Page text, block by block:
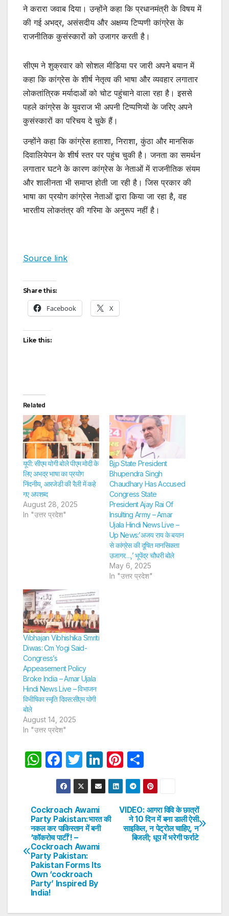
ने करारा जवाब दिया। उन्होंने कहा कि प्रधानमंत्री के विषय में
की गई अभद्र, असंसदीय और अक्षम्य टिप्पणी कांग्रेस के
राजनीतिक कुसंस्कारों को उजागर करती है।
सीएम ने शुक्रवार को सोशल मीडिया पर जारी अपने बयान में
कहा कि कांग्रेस के शीर्ष नेतृत्व की भाषा और व्यवहार लगातार
लोकतांत्रिक मर्यादाओं को चोट पहुंचाने वाला रहा है। इससे
पहले कांग्रेस के युवराज भी अपनी टिप्पणियों के जरिए अपने
कुसंस्कारों का परिचय दे चुके हैं।
उन्होंने कहा कि कांग्रेस हताशा, निराशा, कुंठा और मानसिक
दिवालियेपन के शीर्ष स्तर पर पहुंच चुकी है। जनता का समर्थन
लगातार घटने के कारण कांग्रेस के नेताओं में राजनीतिक संयम
और शालीनता भी समाप्त होती जा रही है। जिस प्रकार की
भाषा का प्रयोग कांग्रेस नेताओं द्वारा किया जा रहा है, वह
भारतीय लोकतंत्र की गरिमा के अनुरूप नहीं है।
Source link
Share this:
Facebook X
Like this:
Related
यूपी: सीएम योगी बोले पीएम मोदी के
लिए अभद्र भाषा का प्रयोग
निंदनीय, आरजेडी की रैली में कहे
गए अपशब्द
August 28, 2025
In "उत्तर प्रदेश"
Bjp State President
Bhupendra Singh
Chaudhary Has Accused
Congress State
President Ajay Rai Of
Insulting Army – Amar
Ujala Hindi News Live –
Up News:’अजय राय के बयान
से कांग्रेस की दूषित मानसिकता
उजागर…,’ भूपेंद्र चौधरी बोले
May 6, 2025
In "उत्तर प्रदेश"
Vibhajan Vibhishika Smriti
Diwas: Cm Yogi Said-
Congress’s
Appeasement Policy
Broke India – Amar Ujala
Hindi News Live – विभाजन
विभीषिका स्मृति दिवस:सीएम योगी
बोले
August 14, 2025
In "उत्तर प्रदेश"
W
s
A
p
p
F
a
c
e
b
o
o
k
T
w
itt
er
Li
n
k
dI
Pi
nt
er
e
st
h
ar
e
Post
navigation
VIDEO: आगरा विवि के छात्रों
ने 10 दिन में बना डाली ऐसी
साइकिल, न पेट्रोल चाहिए, न
बिजली; धूप में भरेगी फर्राटे
Cockroach Awami
Party Pakistan:भारत की
नकल कर पाकिस्तान में बनी
‘कॉकरोच पार्टी’! –
Cockroach Awami
Party Pakistan:
Pakistan Forms Its
Own ‘cockroach
Party’ Inspired By
India!